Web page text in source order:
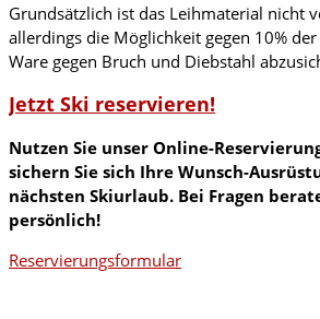
Grundsätzlich ist das Leihmaterial nicht
allerdings die Möglichkeit gegen 10%
Ware gegen Bruch und Diebstahl
Jetzt Ski reservieren!
Nutzen Sie unser Online-
sichern Sie sich Ihre Wunsch-
nächsten Skiurlaub. Bei Fragen
persönlich!
Reservierungsformular